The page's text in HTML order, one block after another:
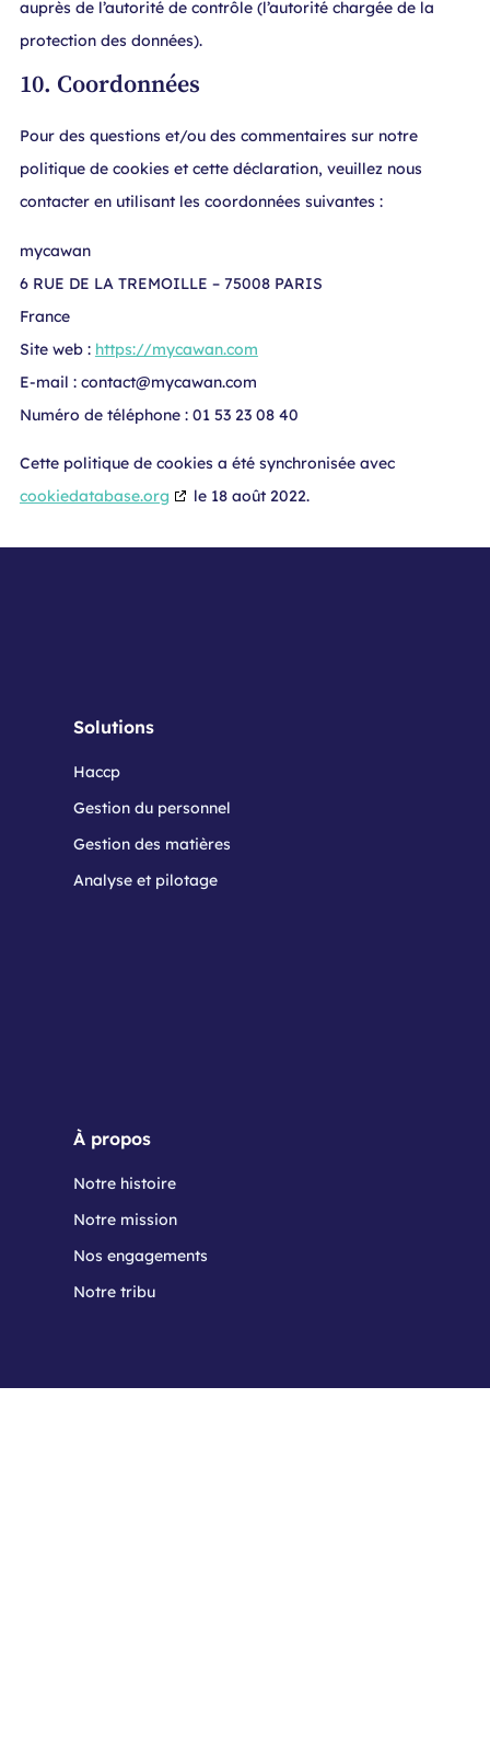
auprès de l’autorité de contrôle (l’autorité chargée de la
protection des données).
10. Coordonnées
Pour des questions et/ou des commentaires sur notre
politique de cookies et cette déclaration, veuillez nous
contacter en utilisant les coordonnées suivantes :
mycawan
6 RUE DE LA TREMOILLE – 75008 PARIS
France
Site web : https://mycawan.com
E-mail : contact@mycawan.com
Numéro de téléphone : 01 53 23 08 40
Cette politique de cookies a été synchronisée avec
cookiedatabase.org
le 18 août 2022.
Solutions
Haccp
Gestion du personnel
Gestion des matières
Analyse et pilotage
À propos
Notre histoire
Notre mission
Nos engagements
Notre tribu